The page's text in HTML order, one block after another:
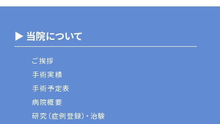
▶ 当院について
ご挨拶
手術実績
手術予定表
病院概要
研究（症例登録）・治験